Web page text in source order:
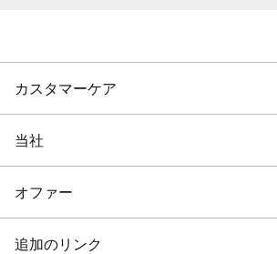
カスタマーケア
当社
オファー
追加のリンク